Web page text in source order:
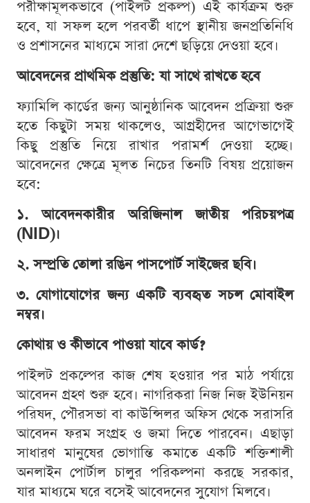
পরীক্ষামূলকভাবে (পাইলট প্রকল্প) এই কার্যক্রম শুরু
হবে, যা সফল হলে পরবর্তী ধাপে স্থানীয় জনপ্রতিনিধি
ও প্রশাসনের মাধ্যমে সারা দেশে ছড়িয়ে দেওয়া হবে।
আবেদনের প্রাথমিক প্রস্তুতি: যা সাথে রাখতে হবে
ফ্যামিলি কার্ডের জন্য আনুষ্ঠানিক আবেদন প্রক্রিয়া শুরু
হতে কিছুটা সময় থাকলেও, আগ্রহীদের আগেভাগেই
কিছু প্রস্তুতি নিয়ে রাখার পরামর্শ দেওয়া হচ্ছে।
আবেদনের ক্ষেত্রে মূলত নিচের তিনটি বিষয় প্রয়োজন
হবে:
১. আবেদনকারীর অরিজিনাল জাতীয় পরিচয়পত্র
(NID)।
২. সম্প্রতি তোলা রঙিন পাসপোর্ট সাইজের ছবি।
৩. যোগাযোগের জন্য একটি ব্যবহৃত সচল মোবাইল
নম্বর।
কোথায় ও কীভাবে পাওয়া যাবে কার্ড?
পাইলট প্রকল্পের কাজ শেষ হওয়ার পর মাঠ পর্যায়ে
আবেদন গ্রহণ শুরু হবে। নাগরিকরা নিজ নিজ ইউনিয়ন
পরিষদ, পৌরসভা বা কাউন্সিলর অফিস থেকে সরাসরি
আবেদন ফরম সংগ্রহ ও জমা দিতে পারবেন। এছাড়া
সাধারণ মানুষের ভোগান্তি কমাতে একটি শক্তিশালী
অনলাইন পোর্টাল চালুর পরিকল্পনা করছে সরকার,
যার মাধ্যমে ঘরে বসেই আবেদনের সুযোগ মিলবে।